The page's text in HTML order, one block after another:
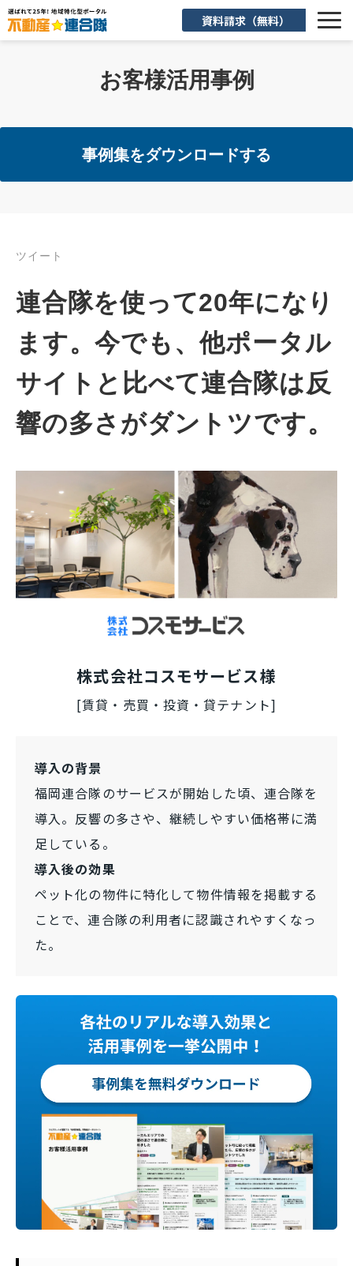
資料請求（無料）
入会後のサポート
お客様活用事例
事例集をダウンロードする
ツイート
連合隊を使って20年になり
ます。今でも、他ポータル
サイトと比べて連合隊は反
響の多さがダントツです。
株式会社コスモサービス様
[賃貸・売買・投資・貸テナント]
導入の背景
福岡連合隊のサービスが開始した頃、連合隊を
導入。反響の多さや、継続しやすい価格帯に満
足している。
導入後の効果
ペット化の物件に特化して物件情報を掲載する
ことで、連合隊の利用者に認識されやすくなっ
た。